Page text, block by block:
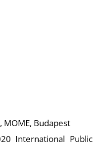
MOME, Budapest
International Public